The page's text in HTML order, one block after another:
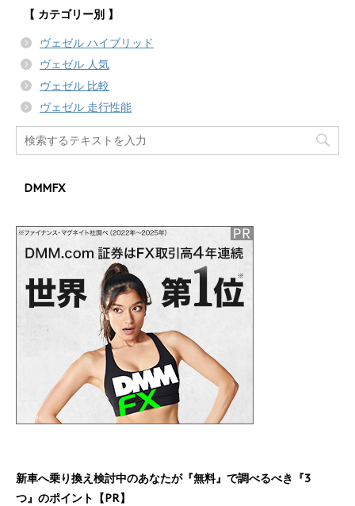
【 カテゴリー別 】
ヴェゼル ハイブリッド
ヴェゼル 人気
ヴェゼル 比較
ヴェゼル 走行性能
DMMFX
新車へ乗り換え検討中のあなたが『無料』で調べるべき『3
つ』のポイント【PR】